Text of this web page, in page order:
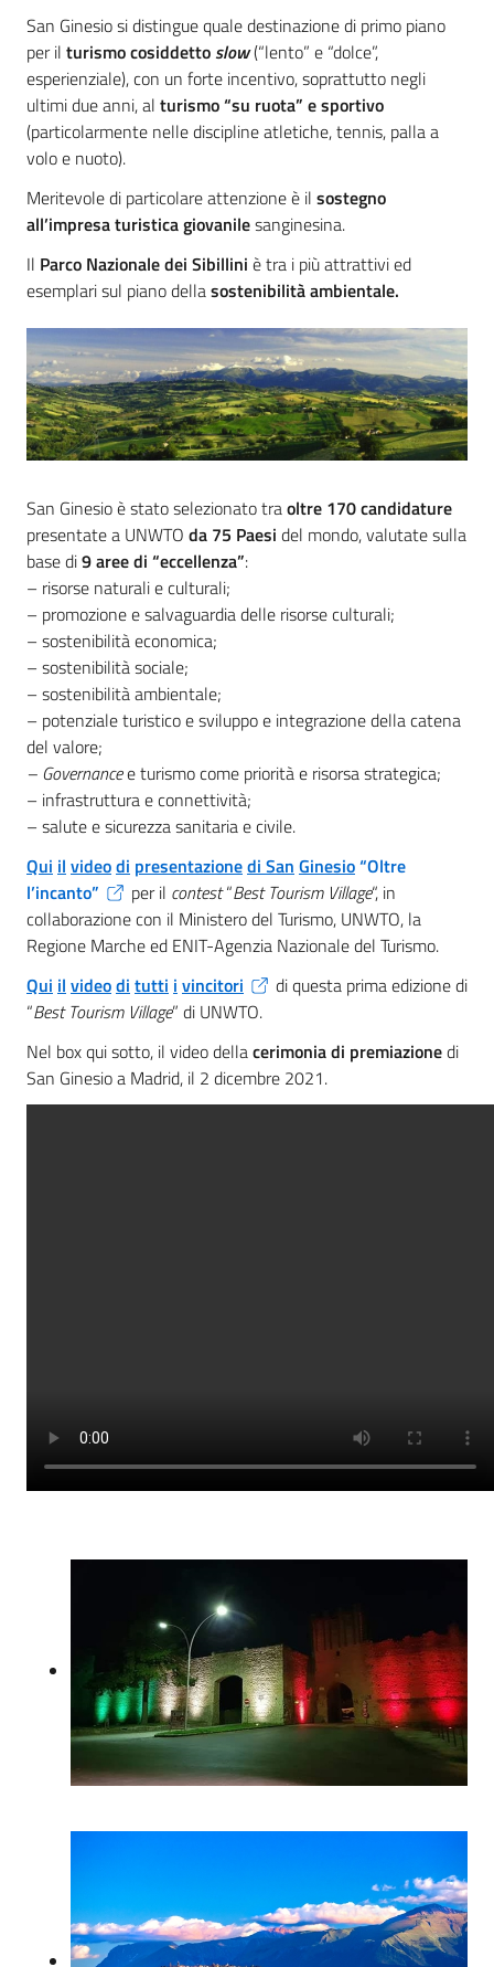
San Ginesio si distingue quale destinazione di primo piano
per il turismo cosiddettoslow(“lento” e “dolce”,
esperienziale), con un forte incentivo, soprattutto negli
ultimi due anni, al turismo “su ruota” e sportivo
(particolarmente nelle discipline atletiche, tennis, palla a
volo e nuoto).
Meritevole di particolare attenzione è il sostegno
all’impresa turistica giovanilesanginesina.
Il Parco Nazionale dei Sibillini è tra i più attrattivi ed
esemplari sul piano dellasostenibilità ambientale.
San Ginesio è stato selezionato traoltre 170 candidature
presentate a UNWTO da 75 Paesi del mondo, valutate sulla
base di9 aree di “eccellenza”:
– risorse naturali e culturali;
– promozione e salvaguardia delle risorse culturali;
– sostenibilità economica;
– sostenibilità sociale;
– sostenibilità ambientale;
– potenziale turistico e sviluppo e integrazione della catena
del valore;
– Governancee turismo come priorità e risorsa strategica;
– infrastruttura e connettività;
– salute e sicurezza sanitaria e civile.
Qui il videodi presentazionedi San Ginesio“Oltre
l’incanto”
per il contest“Best Tourism Village“, in
collaborazione con il Ministero del Turismo, UNWTO, la
Regione Marche ed ENIT-Agenzia Nazionale del Turismo.
Qui il videodi tutti i vincitori
di questa prima edizione di
“Best Tourism Village” di UNWTO.
Nel box qui sotto, il video dellacerimonia di premiazionedi
San Ginesio a Madrid, il 2 dicembre 2021.